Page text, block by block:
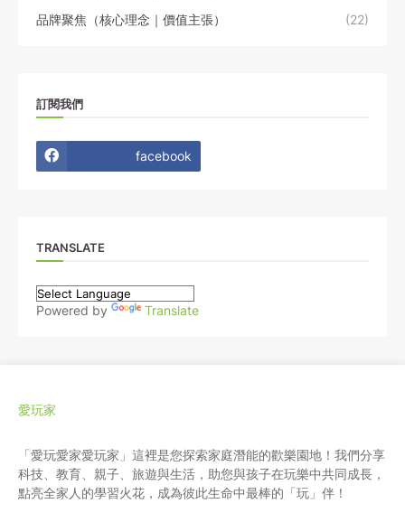
品牌聚焦（核心理念｜價值主張） (22)
訂閱我們
facebook
TRANSLATE
Powered by Translate
愛玩家
「愛玩愛家愛玩家」這裡是您探索家庭潛能的歡樂園地！我們分享
科技、教育、親子、旅遊與生活，助您與孩子在玩樂中共同成長，
點亮全家人的學習火花，成為彼此生命中最棒的「玩」伴！